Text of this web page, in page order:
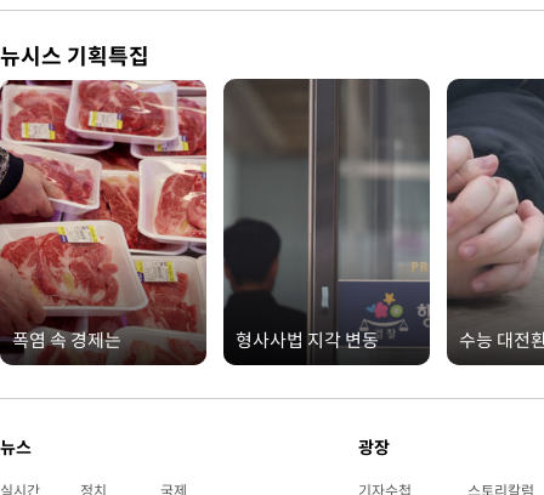
뉴시스 기획특집
폭염 속 경제는 형사사법 지각 변동 수능 대전
뉴스
실시간 정치 국제
광장
기자수첩 스토리칼럼